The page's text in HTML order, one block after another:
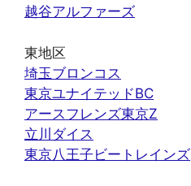
越谷アルファーズ
東地区
埼玉ブロンコス
東京ユナイテッドBC
アースフレンズ東京Z
立川ダイス
東京八王子ビートレインズ